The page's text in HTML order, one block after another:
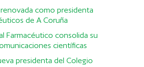
como presidenta
de A Coruña
Farmacéutico consolida su
científicas
presidenta del Colegio